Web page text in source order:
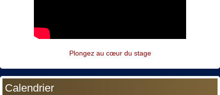
Plongez au cœur du stage
Calendrier